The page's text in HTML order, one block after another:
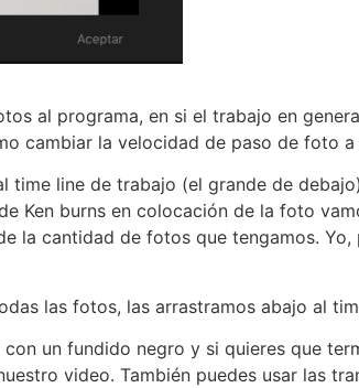
al programa, en si el trabajo en
cambiar la velocidad de paso de foto
time line de trabajo (el grande de
Ken burns en colocación de la foto
la cantidad de fotos que tengamos.
las fotos, las arrastramos abajo al
un fundido negro y si quieres que
video. También puedes usar las